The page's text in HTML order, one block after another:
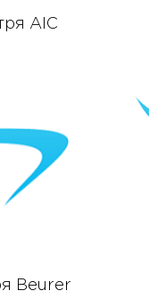
AIC
Beurer